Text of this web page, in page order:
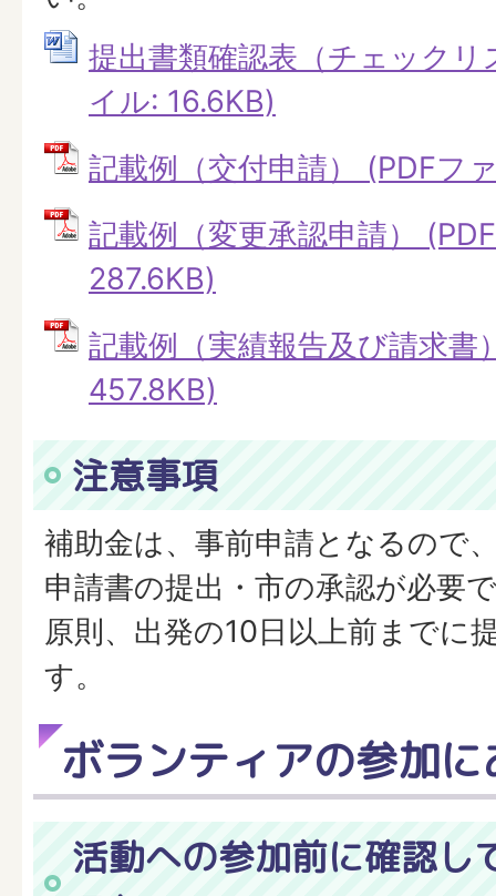
提出書類確認表（チェック
イル: 16.6KB)
記載例（交付申請） (PDFフ
記載例（変更承認申請）
287.6KB)
記載例（実績報告及び請求書
457.8KB)
注意事項
補助金は、事前申請となるので
申請書の提出・市の承認が必要
原則、出発の10日以上前までに
す。
ボランティアの参加
活動への参加前に確認し